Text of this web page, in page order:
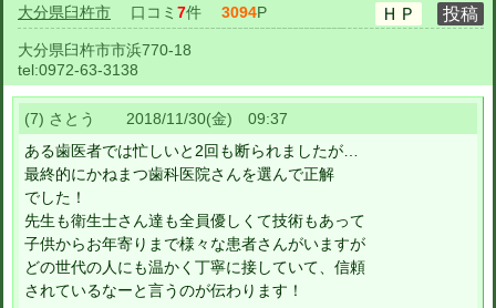
大分県臼杵市 口コミ 7件 3094P
大分県臼杵市市浜770-18
tel:0972-63-3138
(7) さとう 2018/11/30(金) 09:37
ある歯医者では忙しいと2回も断られましたが…
最終的にかねまつ歯科医院さんを選んで正解
でした！
先生も衛生士さん達も全員優しくて技術もあって
子供からお年寄りまで様々な患者さんがいますが
どの世代の人にも温かく丁寧に接していて、信頼
されているなーと言うのが伝わります！